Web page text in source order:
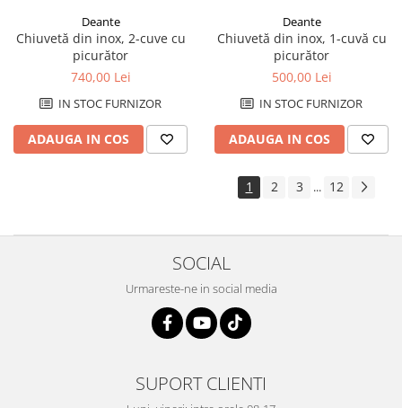
Deante
Chiuvetă din inox, 2-cuve cu
picurător
740,00 Lei
IN STOC FURNIZOR
ADAUGA IN COS
Deante
Chiuvetă din inox, 1-cuvă cu
picurător
500,00 Lei
IN STOC FURNIZOR
ADAUGA IN COS
1 2 3 ... 12
SOCIAL
Urmareste-ne in social media
SUPORT CLIENTI